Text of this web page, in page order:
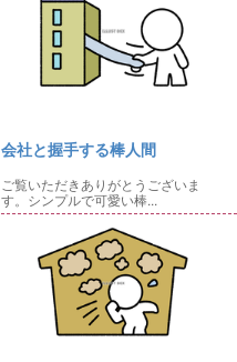
会社と握手する棒人間
ご覧いただきありがとうございま
す。シンプルで可愛い棒...